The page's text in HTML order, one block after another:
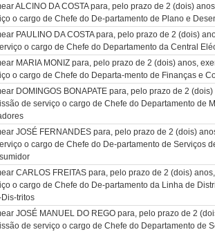
ALCINO DA COSTA para, pelo prazo de 2 (dois)
o cargo de Chefe do De-partamento de Plano e
PAULINO DA COSTA para, pelo prazo de 2 (dois)
o cargo de Chefe do Departamento da Central
MARIA MONIZ para, pelo prazo de 2 (dois) anos,
o cargo de Chefe do Departa-mento de Finanças e
DOMINGOS BONAPATE para, pelo prazo de 2
de serviço o cargo de Chefe do Departamento de
JOSÉ FERNANDES para, pelo prazo de 2 (dois)
o cargo de Chefe do De-partamento de Serviços
CARLOS FREITAS para, pelo prazo de 2 (dois)
o cargo de Chefe do De-partamento da Linha de
tritos
JOSÉ MANUEL DO REGO para, pelo prazo de 2
de serviço o cargo de Chefe do Departamento de